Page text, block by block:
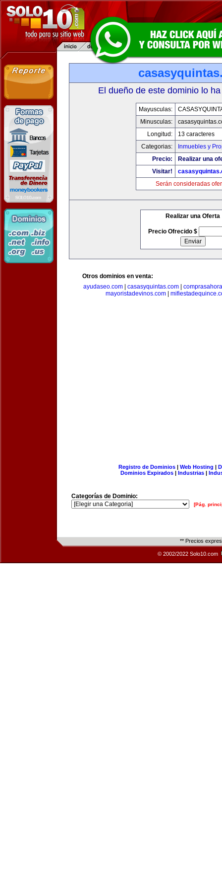
El dueño de este dominio lo
Mayusculas:
Minusculas:
Longitud:
13 caracteres
Categorias:
Inmuebles y
Precio:
Realizar una
Visitar!
Serán consideradas
Realizar una Oferta
Precio Ofrecido $
Otros dominios en venta:
ayudaseo.com
casasyquintas.com
mayoristadevinos.com
Registro de Dominios| Web Hosting |
Dominios Expirados | Industrias |
Categorías de Dominio:
[Pág.
** Precios
© 2002/2022 Solo10.com